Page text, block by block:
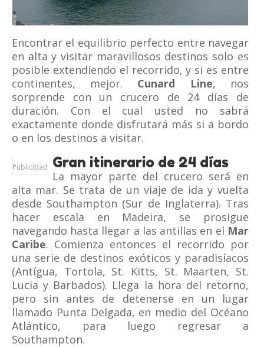
Encontrar el equilibrio perfecto entre navegar
en alta y visitar maravillosos destinos solo es
posible extendiendo el recorrido, y si es entre
continentes, mejor. Cunard Line, nos
sorprende con un crucero de 24 días de
duración. Con el cual usted no sabrá
exactamente donde disfrutará más si a bordo
o en los destinos a visitar.
Publicidad Gran itinerario de 24 días
La mayor parte del crucero será en
alta mar. Se trata de un viaje de ida y vuelta
desde Southampton (Sur de Inglaterra). Tras
hacer escala en Madeira, se prosigue
navegando hasta llegar a las antillas en el Mar
Caribe. Comienza entonces el recorrido por
una serie de destinos exóticos y paradisíacos
(Antígua, Tortola, St. Kitts, St. Maarten, St.
Lucia y Barbados). Llega la hora del retorno,
pero sin antes de detenerse en un lugar
llamado Punta Delgada, en medio del Océano
Atlántico, para luego regresar a
Southampton.